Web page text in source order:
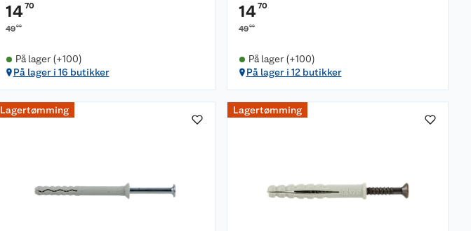
1470
4900
På lager (+100)
På lager i 16 butikker
1470
4900
På lager (+100)
På lager i 12 butikker
Lagertømming Lagertømming